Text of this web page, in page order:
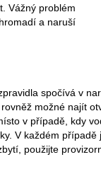
Vážný problém
a naruší
spočívá v
možné najít
v případě, kdy
V každém
použijte